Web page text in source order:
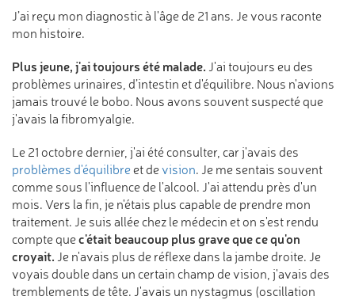
J’ai reçu mon diagnostic à l'âge de 21 ans. Je vous raconte
mon histoire.
Plus jeune, j'ai toujours été malade. J'ai toujours eu des
problèmes urinaires, d’intestin et d'équilibre. Nous n'avions
jamais trouvé le bobo. Nous avons souvent suspecté que
j'avais la fibromyalgie.
Le 21 octobre dernier, j'ai été consulter, car j'avais des
problèmes d'équilibreet devision. Je me sentais souvent
comme sous l'influence de l'alcool. J'ai attendu près d'un
mois. Vers la fin, je n'étais plus capable de prendre mon
traitement. Je suis allée chez le médecin et on s'est rendu
compte quec'était beaucoup plus grave que ce qu'on
croyait. Je n'avais plus de réflexe dans la jambe droite. Je
voyais double dans un certain champ de vision, j'avais des
tremblements de tête. J'avais un nystagmus (oscillation